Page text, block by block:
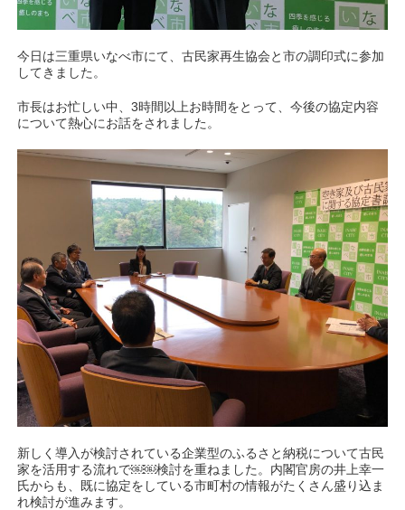
今日は三重県いなべ市にて、古民家再生協会と市の調印式に参加
してきました。
市長はお忙しい中、3時間以上お時間をとって、今後の協定内容
について熱心にお話をされました。
新しく導入が検討されている企業型のふるさと納税について古民
家を活用する流れで￼￼検討を重ねました。内閣官房の井上幸一
氏からも、既に協定をしている市町村の情報がたくさん盛り込ま
れ検討が進みます。